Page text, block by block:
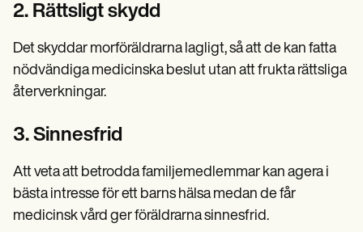
2. Rättsligt skydd
Det skyddar morföräldrarna lagligt, så att de kan fatta
nödvändiga medicinska beslut utan att frukta rättsliga
återverkningar.
3. Sinnesfrid
Att veta att betrodda familjemedlemmar kan agera i
bästa intresse för ett barns hälsa medan de får
medicinsk vård ger föräldrarna sinnesfrid.